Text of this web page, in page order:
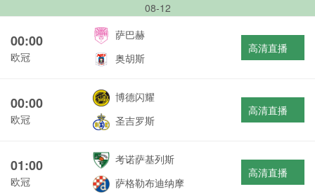
08-12
00:00
欧冠
萨巴赫
奥胡斯
高清直播
00:00
欧冠
博德闪耀
圣吉罗斯
高清直播
01:00
欧冠
考诺萨基列斯
萨格勒布迪纳摩
高清直播